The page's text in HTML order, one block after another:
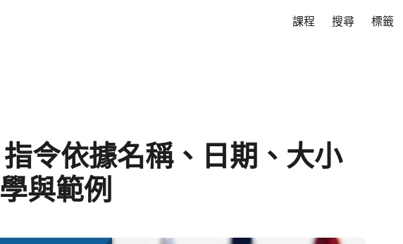
課程 搜尋 標籤
令依據名稱、日期、大小
與範例